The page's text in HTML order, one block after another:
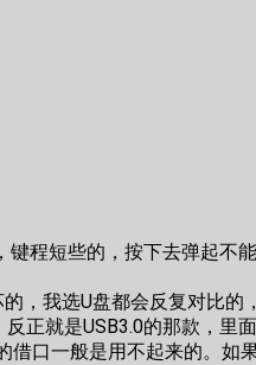
程短些的，按下去弹起
，我选U盘都会反复对比
正就是USB3.0的那款，
口一般是用不起来的。如